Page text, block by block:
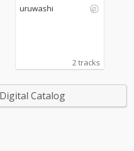
の中で、音が形を変え
uruwashi
2 tracks
Catalog